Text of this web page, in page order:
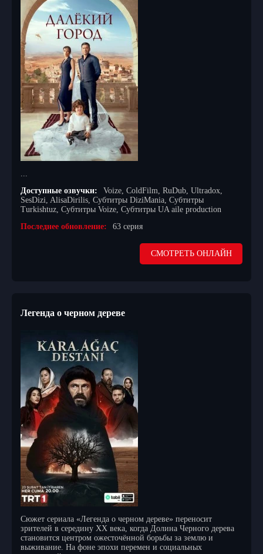
...
Доступные озвучки:
Voize, ColdFilm, RuDub, Ultradox,
SesDizi, AlisaDirilis, Субтитры DiziMania, Субтитры
Turkishtuz, Субтитры Voize, Субтитры UA aile production
Последнее обновление:
63 серия
СМОТРЕТЬ ОНЛАЙН
Легенда о черном дереве
Сюжет сериала «Легенда о черном дереве» переносит
зрителей в середину XX века, когда Долина Черного дерева
становится центром ожесточённой борьбы за землю и
выживание. На фоне эпохи перемен и социальных